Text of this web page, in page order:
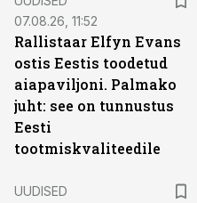
07.08.26, 11:52
Rallistaar Elfyn Evans
ostis Eestis toodetud
aiapaviljoni. Palmako
juht: see on tunnustus
Eesti
tootmiskvaliteedile
UUDISED